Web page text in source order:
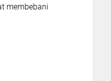
membebani